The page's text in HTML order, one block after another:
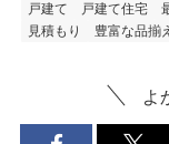
戸建て
戸建て住宅
見積もり
豊富な品揃え
よ